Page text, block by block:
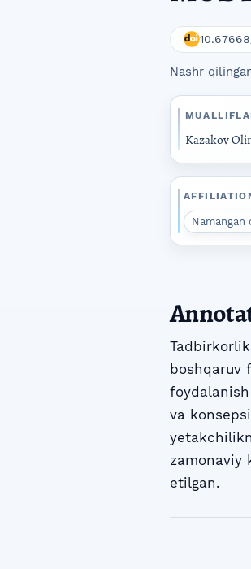
Nashr
Kazakov
Namangan
boshqaruv
va
zamonaviy
etilgan.